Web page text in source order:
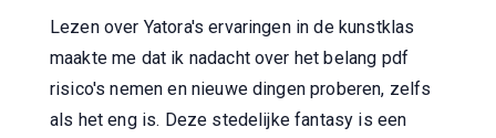
Lezen over Yatora's ervaringen in de kunstklas
maakte me dat ik nadacht over het belang pdf
risico's nemen en nieuwe dingen proberen, zelfs
als het eng is. Deze stedelijke fantasy is een